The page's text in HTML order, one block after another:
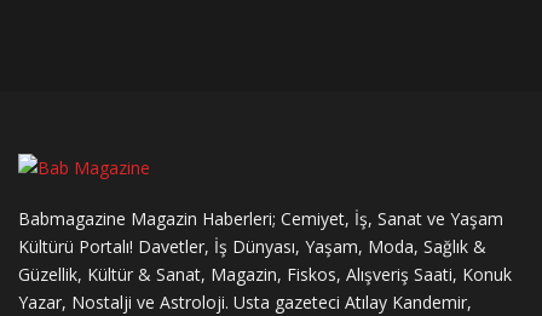
Babmagazine Magazin Haberleri; Cemiyet, İş, Sanat ve Yaşam
Kültürü Portalı! Davetler, İş Dünyası, Yaşam, Moda, Sağlık &
Güzellik, Kültür & Sanat, Magazin, Fiskos, Alışveriş Saati, Konuk
Yazar, Nostalji ve Astroloji. Usta gazeteci Atılay Kandemir,